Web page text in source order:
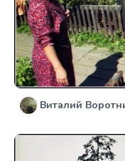
Виталий